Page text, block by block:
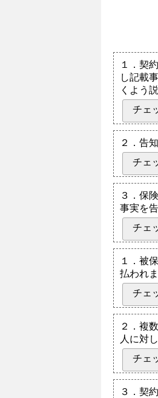
１．契
し記載
くよう
チェ
２．告
チェ
３．保
事実を
チェ
１．被
払われま
チェ
２．複
人に対
チェ
３．契